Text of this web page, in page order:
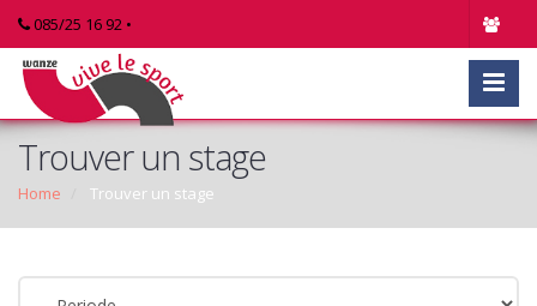
085/25 16 92 •
Trouver un stage
Home Trouver un stage